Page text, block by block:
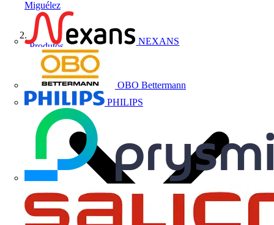
Miguélez
NEXANS
OBO Bettermann
PHILIPS
Produtos